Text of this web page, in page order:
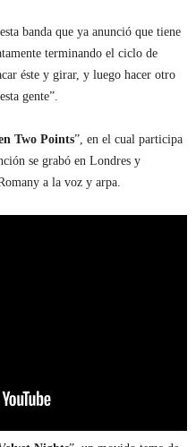
banda que ya anunció que tiene
terminando el ciclo de
éste y girar, y luego hacer otro
gente”.
Two Points”, en el cual participa
se grabó en Londres y
a la voz y arpa.